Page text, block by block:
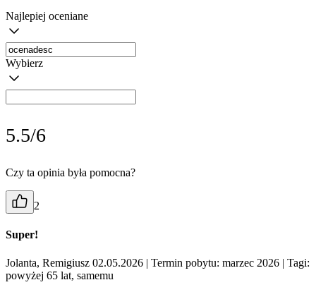
Najlepiej oceniane
Wybierz
5.5/6
Czy ta opinia była pomocna?
2
Super!
Jolanta, Remigiusz 02.05.2026 | Termin pobytu: marzec 2026 | Tagi:
powyżej 65 lat, samemu